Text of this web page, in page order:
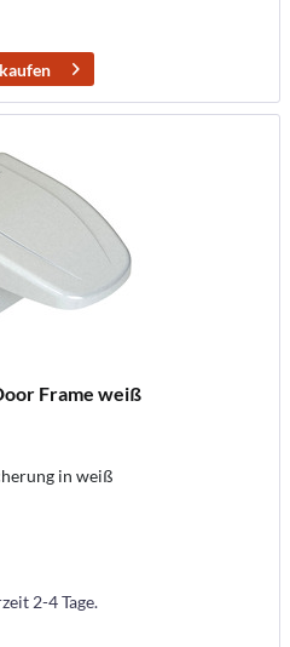
Frame weiß
in weiß
2-4 Tage.